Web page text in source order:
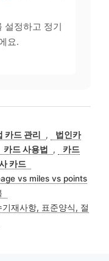
설정하고 정기
요.
카드 관리 ,
법인카
카드 사용법 ,
카드
카드
vs miles vs points
재사항, 표준양식, 절